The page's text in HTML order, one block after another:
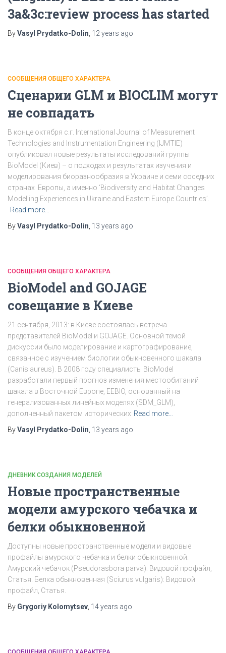
3a&3c:review process has started
ByVasyl Prydatko-Dolin 12 years ago
СООБЩЕНИЯ ОБЩЕГО ХАРАКТЕРА
Сценарии GLM и BIOCLIM могут
не совпадать
В конце октября с.г. International Journal of Measurement
Technologies and Instrumentation Engineering (IJMTIE)
опубликовал новые результаты исследований группы
BioModel (Киев) – о подходах и результатах изучения и
моделирования биоразнообразия в Украине и семи соседних
странах Европы, а именно ‘Biodiversity and Habitat Changes
Modelling Experiences in Ukraine and Eastern Europe Countries’.
Read more…
ByVasyl Prydatko-Dolin 13 years ago
СООБЩЕНИЯ ОБЩЕГО ХАРАКТЕРА
BioModel and GOJAGE
совещание в Киеве
21 сентября, 2013: в Киеве состоялась встреча
представителей BioModel и GOJAGE. Основной темой
дискуссии было моделирование и картографирование,
связанное с изучением биологии обыкновенного шакала
(Canis aureus). В 2008 году специалисты BioModel
разработали первый прогноз изменения местообитаний
шакала в Восточной Европе, EEBIO, основанный на
генерализованных линейных моделях (SDM_GLM),
дополненный пакетом исторических Read more…
ByVasyl Prydatko-Dolin 13 years ago
ДНЕВНИК СОЗДАНИЯ МОДЕЛЕЙ
Новые пространственные
модели амурского чебачка и
белки обыкновенной
Доступны новые пространственные модели и видовые
профайлы амурского чебачка и белки обыкновенной.
Амурский чебачок (Pseudorasbora parva): Видовой профайл,
Статья. Белка обыкновенная (Sciurus vulgaris): Видовой
профайл, Статья.
By Grygoriy Kolomytsev 14 years ago